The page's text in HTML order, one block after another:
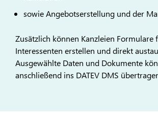
sowie Angebotserstellung und der
Zusätzlich können Kanzleien Formulare
Interessenten erstellen und direkt
Ausgewählte Daten und Dokumente
anschließend ins DATEV DMS